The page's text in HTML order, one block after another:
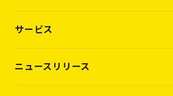
ビジョン
サービス
キャリアビルディング支援（転職支援）
ニュースリリース